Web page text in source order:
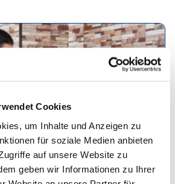
Cookies
um Inhalte und Anzeigen zu
für soziale Medien anbieten
auf unsere Website zu
geben wir Informationen zu Ihrer
frau
frau für Hotelmanagement